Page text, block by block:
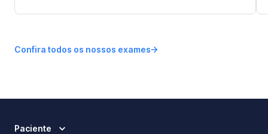
Confira todos os nossos exames
Paciente